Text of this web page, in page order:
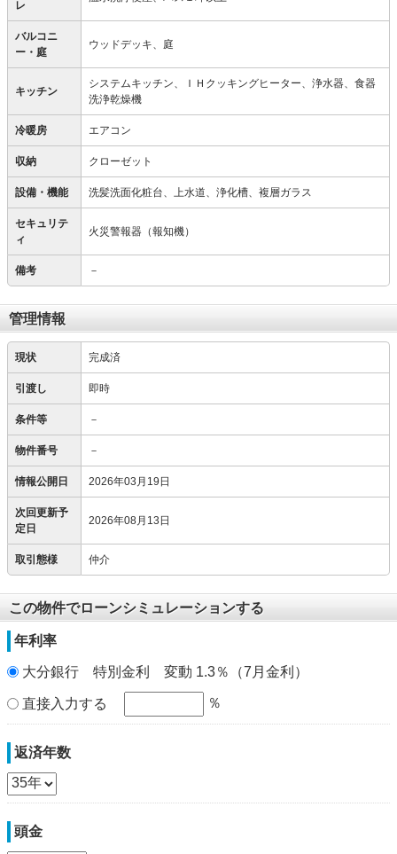
レ
バルコニ
ー・庭
ウッドデッキ、庭
キッチン
システムキッチン、ＩＨクッキングヒーター、浄水器、食器
洗浄乾燥機
冷暖房 エアコン
収納 クローゼット
設備・機能 洗髪洗面化粧台、上水道、浄化槽、複層ガラス
セキュリテ
ィ
火災警報器（報知機）
備考 －
管理情報
現状 完成済
引渡し 即時
条件等 －
物件番号 －
情報公開日 2026年03月19日
次回更新予
定日
2026年08月13日
取引態様 仲介
この物件でローンシミュレーションする
年利率
大分銀行 特別金利 変動 1.3％（7月金利）
直接入力する ％
返済年数
頭金